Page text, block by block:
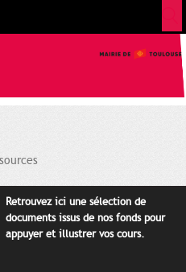
Retrouvez ici une sélection de
documents issus de nos fonds pour
appuyer et illustrer vos cours.
cookies